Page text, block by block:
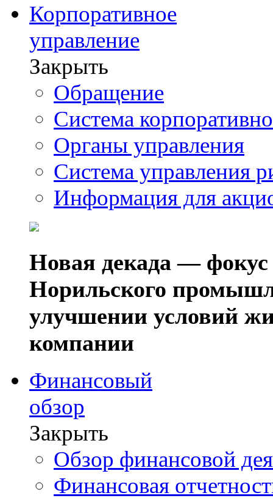
Корпоративное
управление
Закрыть
Обращение
Система
Органы управления
Система управления
Информация для
Новая декада — фокус
Норильского
улучшении условий
компании
Финансовый
обзор
Закрыть
Обзор финансовой
Финансовая